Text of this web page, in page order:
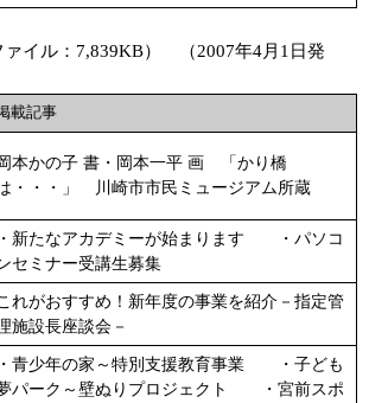
ァイル：7,839KB） （2007年4月1日発
載記事
本かの子 書・岡本一平 画 「かり橋
・・・」 川崎市市民ミュージアム所蔵
・新たなアカデミーが始まります ・パソコ
セミナー受講生募集
れがおすすめ！新年度の事業を紹介－指定管
施設長座談会－
・青少年の家～特別支援教育事業 ・子ども
パーク～壁ぬりプロジェクト ・宮前スポ